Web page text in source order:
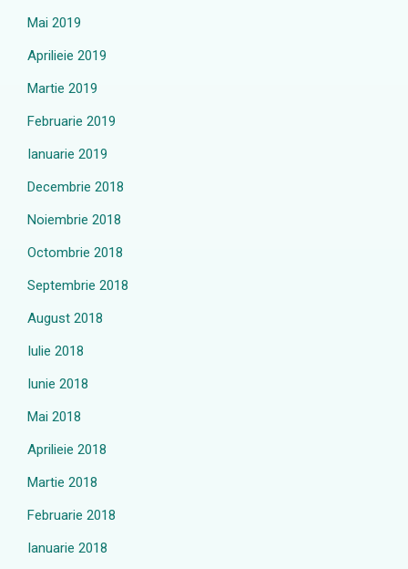
Mai 2019
Aprilieie 2019
Martie 2019
Februarie 2019
Ianuarie 2019
Decembrie 2018
Noiembrie 2018
Octombrie 2018
Septembrie 2018
August 2018
Iulie 2018
Iunie 2018
Mai 2018
Aprilieie 2018
Martie 2018
Februarie 2018
Ianuarie 2018